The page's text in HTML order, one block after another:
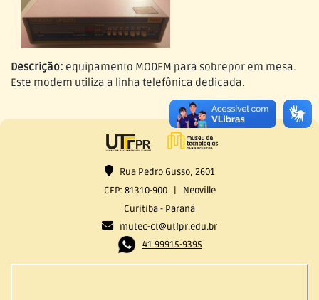
Descrição: equipamento MODEM para sobrepor em mesa.
Este modem utiliza a linha telefônica dedicada.
Rua Pedro Gusso, 2601
CEP: 81310-900 | Neoville
Curitiba - Paraná
mutec-ct@utfpr.edu.br
41 99915-9395